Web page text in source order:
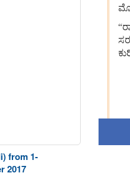
from 1-
2017